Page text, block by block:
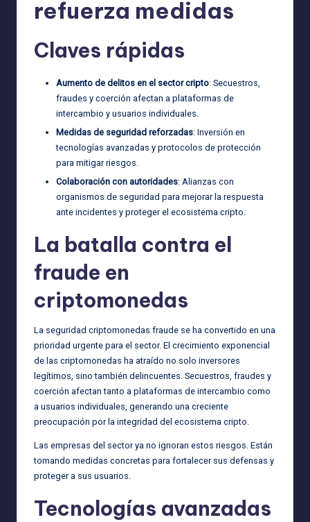
refuerza medidas
Claves rápidas
Aumento de delitos en el sector cripto: Secuestros,
fraudes y coerción afectan a plataformas de
intercambio y usuarios individuales.
Medidas de seguridad reforzadas: Inversión en
tecnologías avanzadas y protocolos de protección
para mitigar riesgos.
Colaboración con autoridades: Alianzas con
organismos de seguridad para mejorar la respuesta
ante incidentes y proteger el ecosistema cripto.
La batalla contra el
fraude en
criptomonedas
La seguridad criptomonedas fraude se ha convertido en una
prioridad urgente para el sector. El crecimiento exponencial
de las criptomonedas ha atraído no solo inversores
legítimos, sino también delincuentes. Secuestros, fraudes y
coerción afectan tanto a plataformas de intercambio como
a usuarios individuales, generando una creciente
preocupación por la integridad del ecosistema cripto.
Las empresas del sector ya no ignoran estos riesgos. Están
tomando medidas concretas para fortalecer sus defensas y
proteger a sus usuarios.
Tecnologías avanzadas